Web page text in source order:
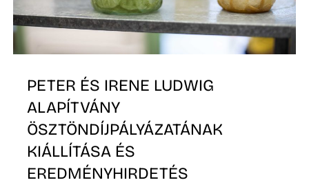
PETER ÉS IRENE LUDWIG
ALAPÍTVÁNY
ÖSZTÖNDÍJPÁLYÁZATÁNAK
KIÁLLÍTÁSA ÉS
EREDMÉNYHIRDETÉS